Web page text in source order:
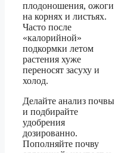
плодоношения, ожоги
на корнях и листьях.
Часто после
«калорийной»
подкормки летом
растения хуже
переносят засуху и
холод.
Делайте анализ почвы
и подбирайте
удобрения
дозированно.
Пополняйте почву